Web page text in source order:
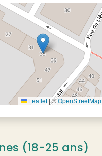
(18-25 ans)
Leaflet |©OpenStreetMap